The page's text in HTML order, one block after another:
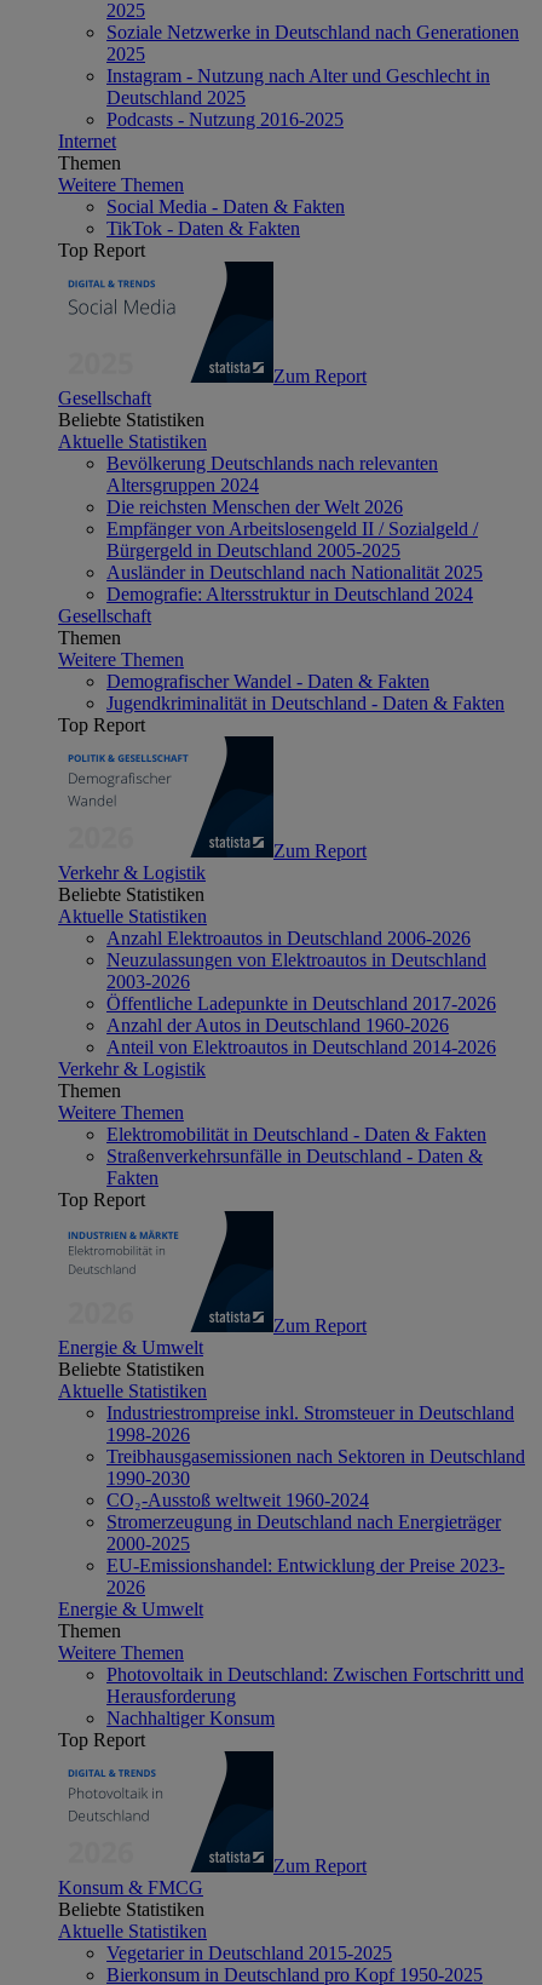
2025
Soziale Netzwerke in Deutschland nach Generationen
2025
Instagram - Nutzung nach Alter und Geschlecht in
Deutschland 2025
Podcasts - Nutzung 2016-2025
Internet
Themen
Weitere Themen
Social Media - Daten & Fakten
TikTok - Daten & Fakten
Top Report
Zum Report
Gesellschaft
Beliebte Statistiken
Aktuelle Statistiken
Bevölkerung Deutschlands nach relevanten
Altersgruppen 2024
Die reichsten Menschen der Welt 2026
Empfänger von Arbeitslosengeld II / Sozialgeld /
Bürgergeld in Deutschland 2005-2025
Ausländer in Deutschland nach Nationalität 2025
Demografie: Altersstruktur in Deutschland 2024
Gesellschaft
Themen
Weitere Themen
Demografischer Wandel - Daten & Fakten
Jugendkriminalität in Deutschland - Daten & Fakten
Top Report
Zum Report
Verkehr & Logistik
Beliebte Statistiken
Aktuelle Statistiken
Anzahl Elektroautos in Deutschland 2006-2026
Neuzulassungen von Elektroautos in Deutschland
2003-2026
Öffentliche Ladepunkte in Deutschland 2017-2026
Anzahl der Autos in Deutschland 1960-2026
Anteil von Elektroautos in Deutschland 2014-2026
Verkehr & Logistik
Themen
Weitere Themen
Elektromobilität in Deutschland - Daten & Fakten
Straßenverkehrsunfälle in Deutschland - Daten &
Fakten
Top Report
Zum Report
Energie & Umwelt
Beliebte Statistiken
Aktuelle Statistiken
Industriestrompreise inkl. Stromsteuer in Deutschland
1998-2026
Treibhausgasemissionen nach Sektoren in Deutschland
1990-2030
CO₂-Ausstoß weltweit 1960-2024
Stromerzeugung in Deutschland nach Energieträger
2000-2025
EU-Emissionshandel: Entwicklung der Preise 2023-
2026
Energie & Umwelt
Themen
Weitere Themen
Photovoltaik in Deutschland: Zwischen Fortschritt und
Herausforderung
Nachhaltiger Konsum
Top Report
Zum Report
Konsum & FMCG
Beliebte Statistiken
Aktuelle Statistiken
Vegetarier in Deutschland 2015-2025
Bierkonsum in Deutschland pro Kopf 1950-2025